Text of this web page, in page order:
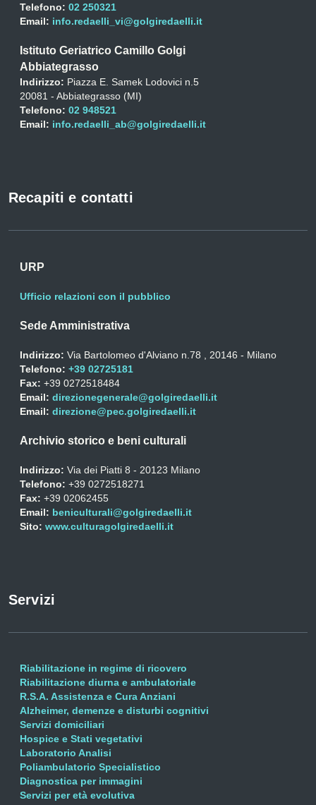
Telefono: 02 250321
Email: info.redaelli_vi@golgiredaelli.it
Istituto Geriatrico Camillo Golgi
Abbiategrasso
Indirizzo: Piazza E. Samek Lodovici n.5
20081 - Abbiategrasso (MI)
Telefono: 02 948521
Email: info.redaelli_ab@golgiredaelli.it
Recapiti e contatti
URP
Ufficio relazioni con il pubblico
Sede Amministrativa
Indirizzo: Via Bartolomeo d'Alviano n.78 , 20146 - Milano
Telefono: +39 02725181
Fax: +39 0272518484
Email: direzionegenerale@golgiredaelli.it
Email: direzione@pec.golgiredaelli.it
Archivio storico e beni culturali
Indirizzo: Via dei Piatti 8 - 20123 Milano
Telefono: +39 0272518271
Fax: +39 02062455
Email: beniculturali@golgiredaelli.it
Sito: www.culturagolgiredaelli.it
Servizi
Riabilitazione in regime di ricovero
Riabilitazione diurna e ambulatoriale
R.S.A. Assistenza e Cura Anziani
Alzheimer, demenze e disturbi cognitivi
Servizi domiciliari
Hospice e Stati vegetativi
Laboratorio Analisi
Poliambulatorio Specialistico
Diagnostica per immagini
Servizi per età evolutiva